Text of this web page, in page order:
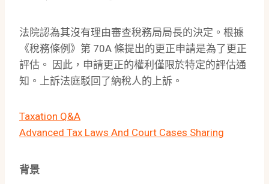
法院認為其沒有理由審查稅務局局長的決定。根據
《稅務條例》第 70A 條提出的更正申請是為了更正
評估。 因此，申請更正的權利僅限於特定的評估通
知。上訴法庭駁回了納稅人的上訴。
Taxation Q&A
Advanced Tax Laws And Court Cases Sharing
背景